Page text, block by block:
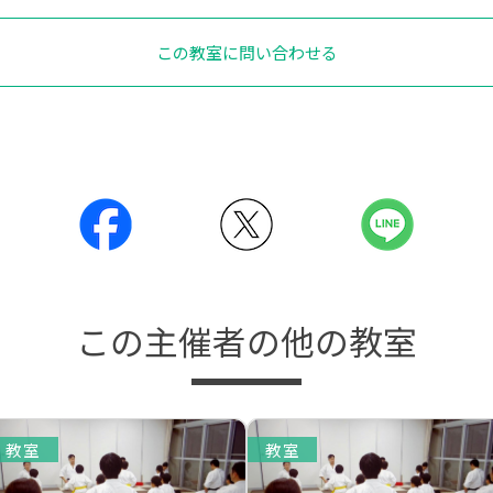
この教室に問い合わせる
この主催者の他の教室
教室 教室